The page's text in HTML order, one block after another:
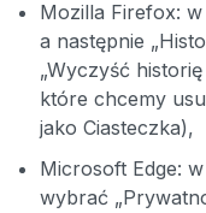
Mozilla Firefox:
a następnie
„Wyczyść
które chcemy
jako Ciasteczka),
Microsoft Edge:
wybrać